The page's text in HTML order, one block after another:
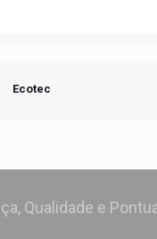
Ecotec
Qualidade e